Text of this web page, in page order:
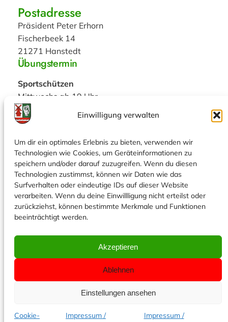
Einwilligung verwalten
Um dir ein optimales Erlebnis zu bieten, verwenden wir
Technologien wie Cookies, um Geräteinformationen zu
speichern und/oder darauf zuzugreifen. Wenn du diesen
Technologien zustimmst, können wir Daten wie das
Surfverhalten oder eindeutige IDs auf dieser Website
verarbeiten. Wenn du deine Einwillligung nicht erteilst oder
zurückziehst, können bestimmte Merkmale und Funktionen
beeinträchtigt werden.
Akzeptieren
Ablehnen
Einstellungen ansehen
Cookie- Impressum / Impressum /
Postadresse
Präsident Peter Erhorn
Fischerbeek 14
21271 Hanstedt
Übungstermin
Sportschützen
Mittwochs ab 19 Uhr
Bogenschützen
19:15 Uhr Erwachsene
Social
Facebook
Instagram
Web-Admin:Florian Schöne
Entworfen mitWordPress
Schützenverein Hanstedt und Umgegend
von 1950 e.V.